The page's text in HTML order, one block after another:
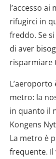
l’accesso
rifugirci in
freddo. Se
di aver
risparmiare
metro: la
in quanto il
Kongens
La metro è
frequente. Il